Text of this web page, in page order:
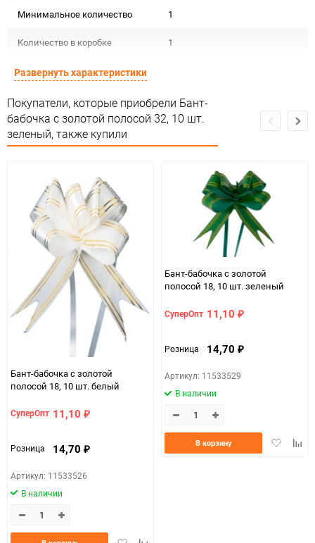
Минимальное количество 1
Количество в коробке 1
Единица измерения
Развернуть характеристики
Покупатели, которые приобрели Бант-
бабочка с золотой полосой 32, 10 шт.
зеленый, также купили
Бант-бабочка с золотой
полосой 18, 10 шт. белый
СуперОпт 11,10 ₽
Розница 14,70 ₽
Артикул: 11533526
В наличии
Бант-бабочка с золотой
полосой 18, 10 шт. зеленый
СуперОпт 11,10 ₽
Розница 14,70 ₽
Артикул: 11533529
В наличии
Добавить
В корзину